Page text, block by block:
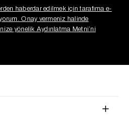
haberdar edilmek için tarafıma e-
Onay vermeniz halinde
yönelik Aydınlatma Metni’ni